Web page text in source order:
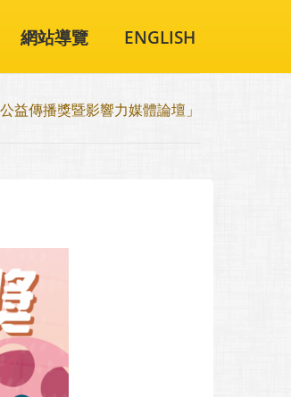
網站導覽 ENGLISH
益傳播獎暨影響力媒體論壇」